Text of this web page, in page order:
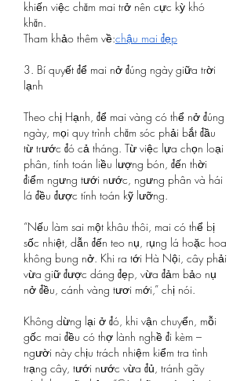
khiến việc chăm mai trở nên cực kỳ khó
khăn.
Tham khảo thêm về:chậu mai đẹp
3. Bí quyết để mai nở đúng ngày giữa trời
lạnh
Theo chị Hạnh, để mai vàng có thể nở đúng
ngày, mọi quy trình chăm sóc phải bắt đầu
từ trước đó cả tháng. Từ việc lựa chọn loại
phân, tính toán liều lượng bón, đến thời
điểm ngưng tưới nước, ngưng phân và hái
lá đều được tính toán kỹ lưỡng.
“Nếu làm sai một khâu thôi, mai có thể bị
sốc nhiệt, dẫn đến teo nụ, rụng lá hoặc hoa
không bung nở. Khi ra tới Hà Nội, cây phải
vừa giữ được dáng đẹp, vừa đảm bảo nụ
nở đều, cánh vàng tươi mới,” chị nói.
Không dừng lại ở đó, khi vận chuyển, mỗi
gốc mai đều có thợ lành nghề đi kèm –
người này chịu trách nhiệm kiểm tra tình
trạng cây, tưới nước vừa đủ, tránh gãy